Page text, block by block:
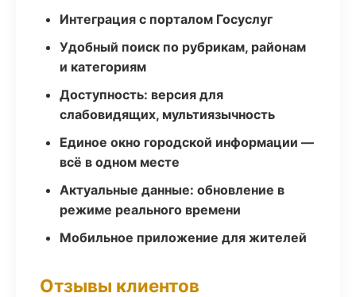
Интеграция с порталом Госуслуг
Удобный поиск по рубрикам, районам
и категориям
Доступность: версия для
слабовидящих, мультиязычность
Единое окно городской информации —
всё в одном месте
Актуальные данные: обновление в
режиме реального времени
Мобильное приложение для жителей
Отзывы клиентов